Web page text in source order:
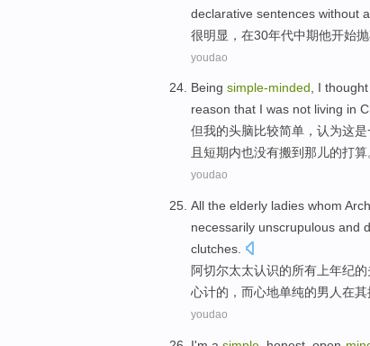
declarative sentences without
很明显， 在30年代中期他开始
youdao
Being simple-minded, I
reason that I was not living in
但我的头脑比较简单 ， 认为这是
且 短期内也没有搬到那儿的打算
youdao
All the elderly ladies whom
necessarily unscrupulous and
clutches.
阿切尔太太认识的所有 上年纪的
心计的，而心地单纯的男人在其
youdao